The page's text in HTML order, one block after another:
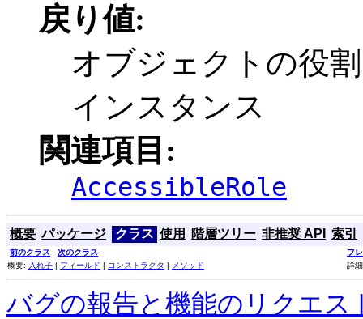
戻り値:
オブジェクトの役
インスタンス
関連項目:
AccessibleRole
概要 パッケージ クラス 使用 階層ツリー 非推奨 API 索引
前のクラス 次のクラス
フ
概要: 入れ子 | フィールド | コンストラクタ | メソッド 詳
バグの報告と機能のリクエス